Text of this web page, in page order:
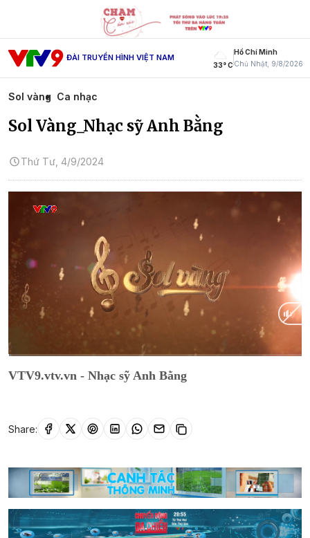
ĐÀI TRUYỀN HÌNH VIỆT NAM
33° C
Hồ Chí Minh
Chủ Nhật, 9/8/2026
Sol vàng Ca nhạc
Sol Vàng_Nhạc sỹ Anh Bằng
Thứ Tư, 4/9/2024
VTV9.vtv.vn - Nhạc sỹ Anh Bằng
Share: